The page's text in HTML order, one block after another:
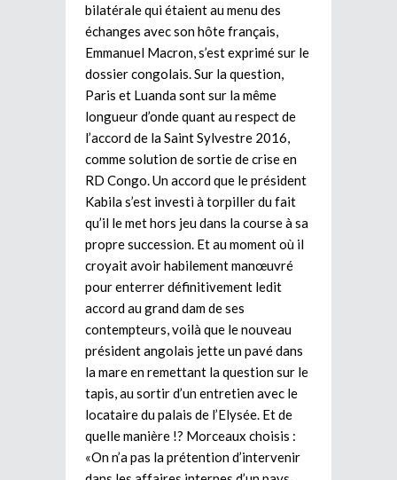
bilatérale qui étaient au menu des
échanges avec son hôte français,
Emmanuel Macron, s’est exprimé sur le
dossier congolais. Sur la question,
Paris et Luanda sont sur la même
longueur d’onde quant au respect de
l’accord de la Saint Sylvestre 2016,
comme solution de sortie de crise en
RD Congo. Un accord que le président
Kabila s’est investi à torpiller du fait
qu’il le met hors jeu dans la course à sa
propre succession. Et au moment où il
croyait avoir habilement manœuvré
pour enterrer définitivement ledit
accord au grand dam de ses
contempteurs, voilà que le nouveau
président angolais jette un pavé dans
la mare en remettant la question sur le
tapis, au sortir d’un entretien avec le
locataire du palais de l’Elysée. Et de
quelle manière !? Morceaux choisis :
«On n’a pas la prétention d’intervenir